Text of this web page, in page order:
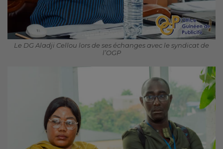
Le DG Aladji Cellou lors de ses échanges avec le syndicat de
l’OGP